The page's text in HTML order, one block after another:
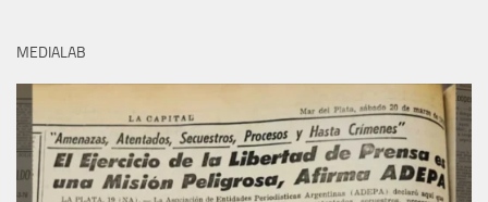
MEDIALAB